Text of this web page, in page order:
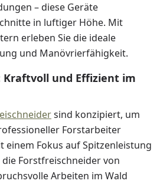
– diese Geräte
in luftiger Höhe. Mit
erleben Sie die ideale
und Manövrierfähigkeit.
und Effizient im
sind konzipiert, um
Forstarbeiter
einem Fokus auf Spitzenleistung
Forstfreischneider von
Arbeiten im Wald